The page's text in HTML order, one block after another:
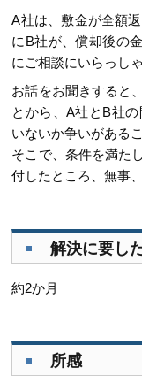
A社は、敷金が全額
にB社が、償却後の
にご相談にいらっし
お話をお聞きすると
とから、A社とB社
いないか争いがある
そこで、条件を満た
付したところ、無事
解決に要し
約2か月
所感